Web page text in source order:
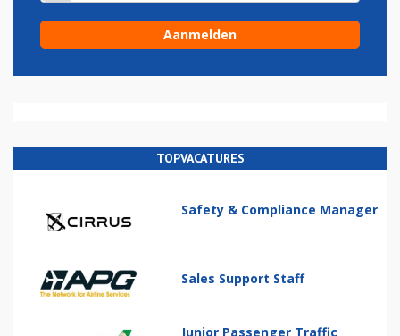
TOPVACATURES
Safety & Compliance Manager
Sales Support Staff
Junior Passenger Traffic